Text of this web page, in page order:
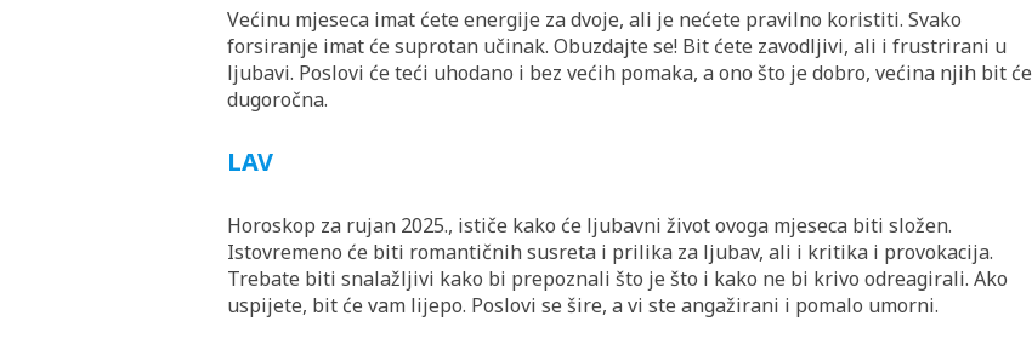
Većinu mjeseca imat ćete energije za dvoje, ali je nećete pravilno koristiti. Svako
forsiranje imat će suprotan učinak. Obuzdajte se! Bit ćete zavodljivi, ali i frustrirani u
ljubavi. Poslovi će teći uhodano i bez većih pomaka, a ono što je dobro, većina njih bit će
dugoročna.
LAV
Horoskop za rujan 2025., ističe kako će ljubavni život ovoga mjeseca biti složen.
Istovremeno će biti romantičnih susreta i prilika za ljubav, ali i kritika i provokacija.
Trebate biti snalažljivi kako bi prepoznali što je što i kako ne bi krivo odreagirali. Ako
uspijete, bit će vam lijepo. Poslovi se šire, a vi ste angažirani i pomalo umorni.